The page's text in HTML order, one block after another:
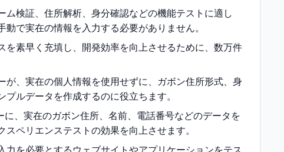
検証、住所解析、身分確認などの機能テストに適し
で実在の情報を入力する必要がありません。
素早く充填し、開発効率を向上させるために、数万件
が、実在の個人情報を使用せずに、ガボン住所形式、身
ルデータを作成するのに役立ちます。
、実在のガボン住所、名前、電話番号などのデータを
ペリエンステストの効果を向上させます。
を必要とするウェブサイトやアプリケーションをテス